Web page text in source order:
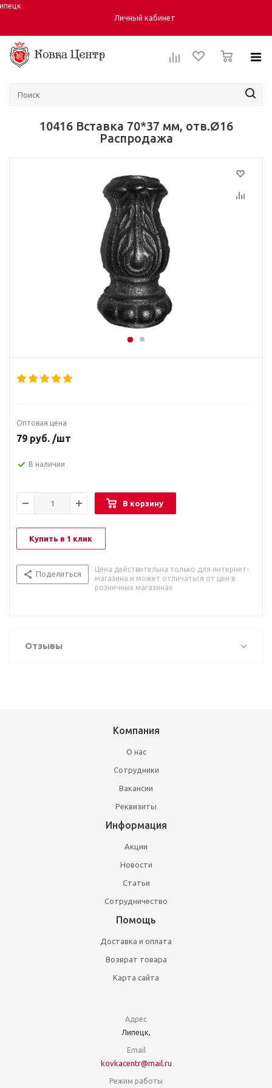
Город:
Личный кабинет
10416 Вставка 70*37 мм, отв.Ø16
Распродажа
Оптовая цена
79 руб. /шт
В наличии
В корзину
Купить в 1 клик
Поделиться
Цена действительна только для интернет-
магазина и может отличаться от цен в
розничных магазинах
Отзывы
Компания
О нас
Сотрудники
Вакансии
Реквизиты
Информация
Акции
Новости
Статьи
Сотрудничество
Помощь
Доставка и оплата
Возврат товара
Карта сайта
Адрес
Липецк,
Email
kovkacentr@mail.ru
Режим работы